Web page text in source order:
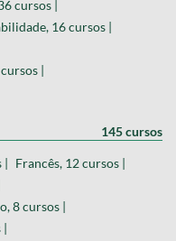
cursos |
16 cursos |
|
145 cursos
Francês, 12 cursos |
8 cursos |